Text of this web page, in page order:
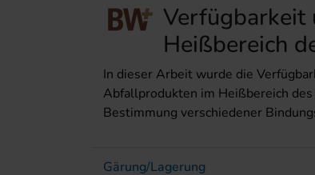
Verfügbarkeit
Heiß­bereich
In dieser Arbeit wurde die
Abfallprodukten im Heißbereich
Bestimmung verschiedener
Gärung/Lagerung